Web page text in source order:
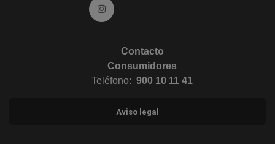
Ir a Instagram (abre en ventana nueva)
Contacto
Consumidores
Teléfono: 900 10 11 41
Aviso legal